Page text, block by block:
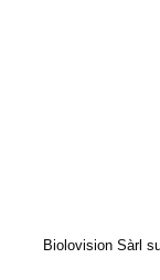
Biolovision Sàrl